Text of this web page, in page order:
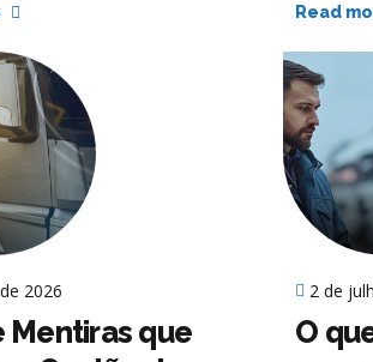
algum desvio operacional.
o desgaste já
o consumo de
aumentou ou quando uma
impacta a
da frota.
conjunto
papel
Read
2026
Mentiras que
2 de
O